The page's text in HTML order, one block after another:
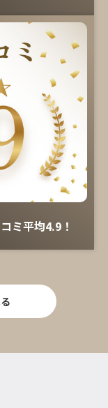
ミ平均4.9！